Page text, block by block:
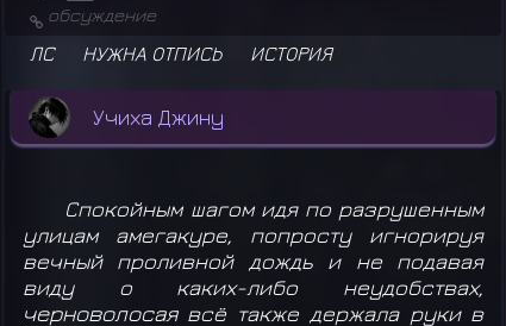
обсуждение
ЛС НУЖНА ОТПИСЬ ИСТОРИЯ
Учиха Джину
Спокойным шагом идя по разрушенным
улицам амегакуре, попросту игнорируя
вечный проливной дождь и не подавая
виду о каких-либо неудобствах,
черноволосаявсё также держала руки в